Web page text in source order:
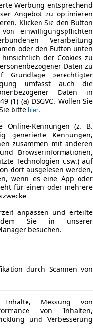
Werbung entsprechend
Angebot zu optimieren
Klicken Sie den Button
einwilligungspflichten
Verarbeitung
oder den Button unten
der Cookies zu
Daten zu
Grundlage berechtigter
umfasst auch die
Daten in
(1) (a) DSGVO. Wollen Sie
bitte hier.
Online-Kennungen (z. B.
generierte Kennungen,
zusammen mit anderen
Browserinformationen,
Technologien usw.) auf
dort ausgelesen werden,
wenn es eine App oder
für einen oder mehrere
anpassen und erteilte
Sie in unserer
besuchen.
durch Scannen von
Inhalte, Messung von
von Inhalten,
und Verbesserung